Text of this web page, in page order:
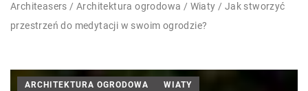
Architeasers /Architektura ogrodowa / Wiaty / Jak stworzyć
przestrzeń do medytacji w swoim ogrodzie?
ARCHITEKTURA OGRODOWA WIATY